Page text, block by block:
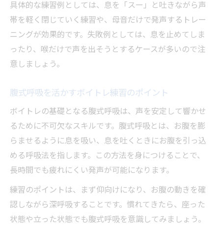
具体的な練習例としては、息を「スー」と吐きながら声
帯を軽く閉じていく練習や、母音だけで発声するトレー
ニングが効果的です。失敗例としては、息を止めてしま
ったり、喉だけで声を出そうとするケースが多いので注
意しましょう。
腹式呼吸を活かすボイトレ練習のポイント
ボイトレの基礎となる腹式呼吸は、声を安定して響かせ
るために不可欠なスキルです。腹式呼吸とは、お腹を膨
らませるように息を吸い、息を吐くときにお腹を引っ込
める呼吸法を指します。この方法を身につけることで、
長時間でも疲れにくい発声が可能になります。
練習のポイントは、まず仰向けになり、お腹の動きを確
認しながら深呼吸することです。慣れてきたら、座った
状態や立った状態でも腹式呼吸を意識してみましょう。